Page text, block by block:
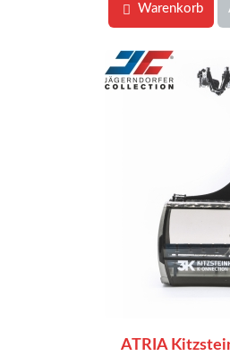
Warenkorb
ATRIA